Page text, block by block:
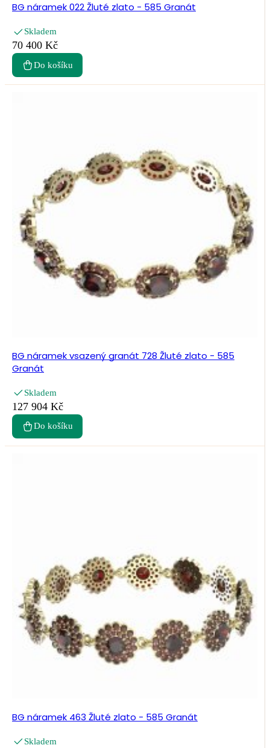
BG náramek 022 Žluté zlato - 585 Granát
Skladem
70 400 Kč
Do košíku
BG náramek vsazený granát 728 Žluté zlato - 585
Granát
Skladem
127 904 Kč
Do košíku
BG náramek 463 Žluté zlato - 585 Granát
Skladem